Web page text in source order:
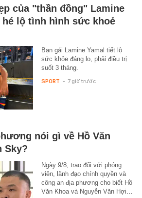
của "thần đồng" Lamine
lộ tình hình sức khoẻ
Bạn gái Lamine Yamal tiết lộ
sức khỏe đáng lo, phải điều trị
suốt 3 tháng.
SPORT - 7 giờ trước
nói gì về Hồ Văn
Sky?
Ngày 9/8, trao đổi với phóng
viên, lãnh đạo chính quyền và
công an địa phương cho biết Hồ
Văn Khoa và Nguyễn Văn Hợi…